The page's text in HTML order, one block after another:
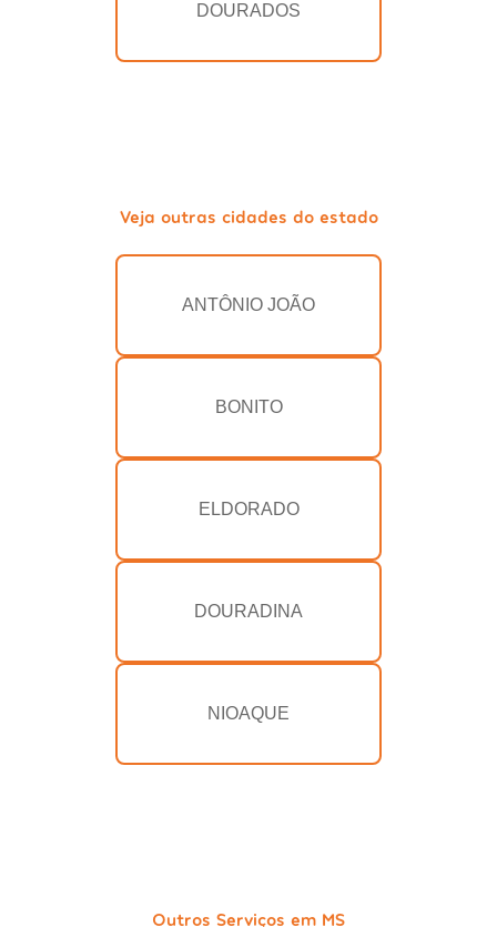
DOURADOS
Veja outras cidades do estado
ANTÔNIO JOÃO
BONITO
ELDORADO
DOURADINA
NIOAQUE
Outros Serviços em MS